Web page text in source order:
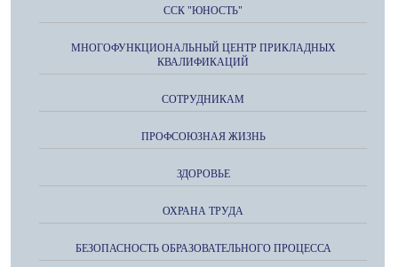
ССК "ЮНОСТЬ"
МНОГОФУНКЦИОНАЛЬНЫЙ ЦЕНТР ПРИКЛАДНЫХ
КВАЛИФИКАЦИЙ
СОТРУДНИКАМ
ПРОФСОЮЗНАЯ ЖИЗНЬ
ЗДОРОВЬЕ
ОХРАНА ТРУДА
БЕЗОПАСНОСТЬ ОБРАЗОВАТЕЛЬНОГО ПРОЦЕССА